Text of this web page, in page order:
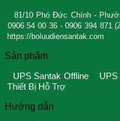
81/10 Phó Đức Chính -
0906 54 00 36 - 0906 394 871
https://boluudiensantak.com
Sản phẩm
UPS Santak Offline UPS
Thiết Bị Hỗ Trợ
Hướng dẫn